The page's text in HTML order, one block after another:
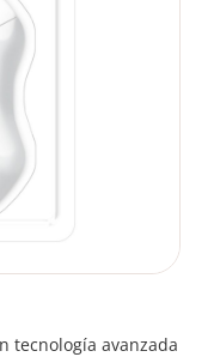
tecnología avanzada